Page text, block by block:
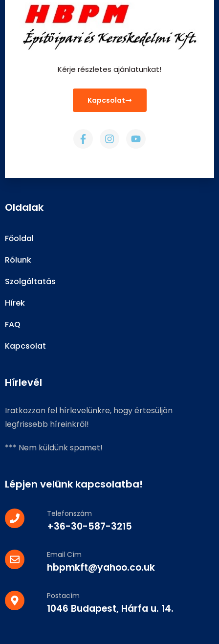
Kérje részletes ajánlatunkat!
Kapcsolat
Oldalak
Főoldal
Rólunk
Szolgáltatás
Hírek
FAQ
Kapcsolat
Hírlevél
Iratkozzon fel hírlevelünkre, hogy értesüljön
legfrissebb híreinkről!
*** Nem küldünk spamet!
Lépjen velünk kapcsolatba!
Telefonszám
+36-30-587-3215
Email Cím
hbpmkft@yahoo.co.uk
Postacím
1046 Budapest, Hárfa u. 14.